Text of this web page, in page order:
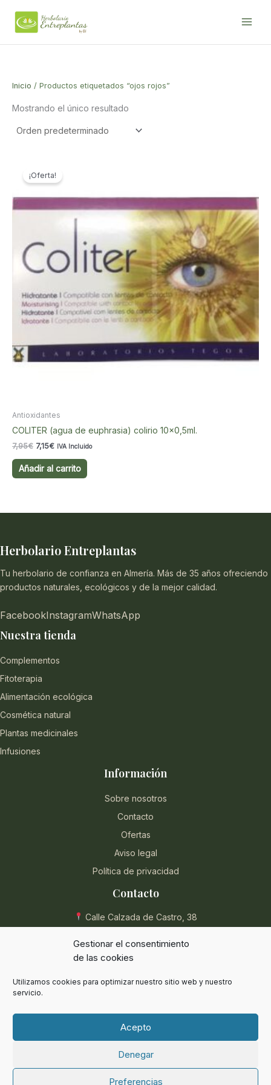
Gestionar el consentimiento
de las cookies
Utilizamos cookies para optimizar nuestro sitio web y nuestro
servicio.
Acepto
Denegar
Preferencias
contenido
Inicio / Productos etiquetados “ojos rojos”
Mostrando el único resultado
¡Oferta!
Antioxidantes
COLITER (agua de euphrasia) colirio 10×0,5ml.
7,95€ El
original
era:
7,15€El
actual
es:
IVA Incluido
Añadir al carrito
Herbolario Entreplantas
Tu herbolario de confianza en Almería. Más de 35 años ofreciendo
productos naturales, ecológicos y de la mejor calidad.
FacebookInstagramWhatsApp
Nuestra tienda
Complementos
Fitoterapia
Alimentación ecológica
Cosmética natural
Plantas medicinales
Infusiones
Información
Sobre nosotros
Contacto
Ofertas
Aviso legal
Política de privacidad
Contacto
Calle Calzada de Castro, 38
950 854 715
Sábados: 9:00 - 13:30
© 2024 Herbolario Entreplantas. Todos los derechos reservados.